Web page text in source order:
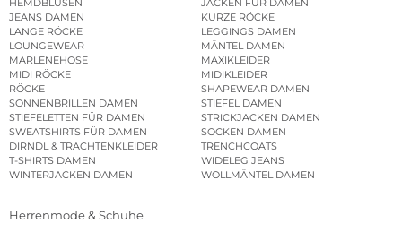
HEMDBLUSEN
JACKEN FÜR DAMEN
JEANS DAMEN
KURZE RÖCKE
LANGE RÖCKE
LEGGINGS DAMEN
LOUNGEWEAR
MÄNTEL DAMEN
MARLENEHOSE
MAXIKLEIDER
MIDI RÖCKE
MIDIKLEIDER
RÖCKE
SHAPEWEAR DAMEN
SONNENBRILLEN DAMEN
STIEFEL DAMEN
STIEFELETTEN FÜR DAMEN
STRICKJACKEN DAMEN
SWEATSHIRTS FÜR DAMEN
SOCKEN DAMEN
DIRNDL & TRACHTENKLEIDER
TRENCHCOATS
T-SHIRTS DAMEN
WIDELEG JEANS
WINTERJACKEN DAMEN
WOLLMÄNTEL DAMEN
Herrenmode & Schuhe